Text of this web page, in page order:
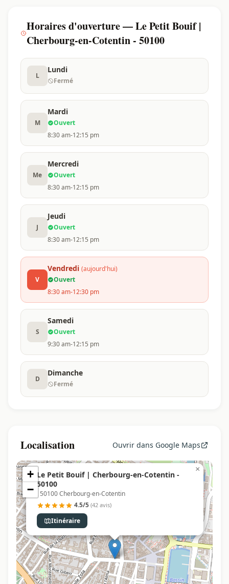
Horaires d'ouverture — Le Petit Bouif |
Cherbourg-en-Cotentin - 50100
L
Lundi
Fermé
M
Mardi
Ouvert
8:30 am-12:15 pm
Me
Mercredi
Ouvert
8:30 am-12:15 pm
J
Jeudi
Ouvert
8:30 am-12:15 pm
V
Vendredi (aujourd'hui)
Ouvert
8:30 am-12:30 pm
S
Samedi
Ouvert
9:30 am-12:15 pm
D
Dimanche
Fermé
Localisation Ouvrir dans Google Maps
Le Petit Bouif | Cherbourg-en-Cotentin -
50100
, 50100 Cherbourg-en-Cotentin
4.5/5 (42 avis)
Itinéraire
×
+
−